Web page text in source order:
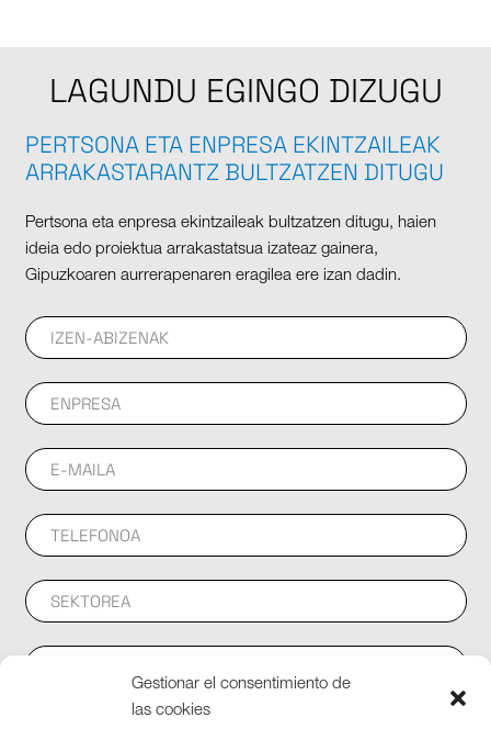
Gestionar el consentimiento de
las cookies
LAGUNDU EGINGO DIZUGU
PERTSONA ETA ENPRESA EKINTZAILEAK
ARRAKASTARANTZ BULTZATZEN DITUGU
Pertsona eta enpresa ekintzaileak bultzatzen ditugu, haien
ideia edo proiektua arrakastatsua izateaz gainera,
Gipuzkoaren aurrerapenaren eragilea ere izan dadin.
Email